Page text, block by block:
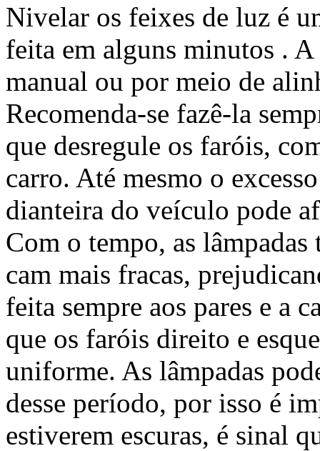
Nivelar os feixes de luz é
feita em alguns minutos .
manual ou por meio de
Recomenda-se fazê-la
que desregule os faróis,
carro. Até mesmo o
dianteira do veículo pode
Com o tempo, as
cam mais fracas,
feita sem­­pre aos pares e a
que os faróis di­­reito e
uniforme. As lâmpadas
desse período, por isso é
es­­tiverem escuras, é sinal